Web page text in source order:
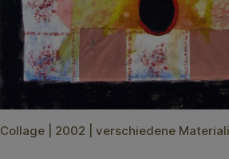
Collage | 2002 | verschiedene